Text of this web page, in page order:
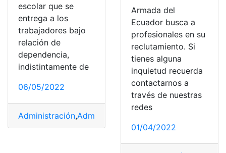
escolar que se
entrega a los
trabajadores bajo
relación de
dependencia,
indistintamente de
06/05/2022
Administración,Administración de empresas
Armada del
Ecuador busca a
profesionales en su
reclutamiento. Si
tienes alguna
inquietud recuerda
contactarnos a
través de nuestras
redes
01/04/2022